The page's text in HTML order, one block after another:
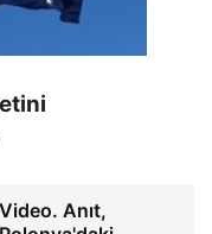
Video. Anıt,